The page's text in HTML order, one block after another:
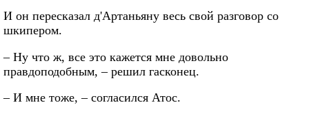
И он пересказал д'Артаньяну весь свой разговор со
шкипером.
– Ну что ж, все это кажется мне довольно
правдоподобным, – решил гасконец.
– И мне тоже, – согласился Атос.